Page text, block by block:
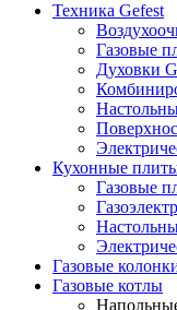
Техника Gefest
Газовые
Духовки
Кухонные
Газовые
Газовые
Газовые котлы